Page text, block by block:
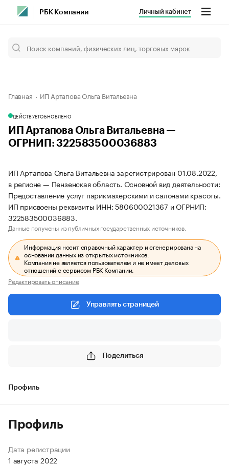
РБК Компании Личный кабинет
Главная ИП Артапова Ольга Витальевна
ДЕЙСТВУЕТОБНОВЛЕНО
ИП Артапова Ольга Витальевна —
ОГРНИП: 322583500036883
ИП Артапова Ольга Витальевна зарегистрирован 01.08.2022,
в регионе — Пензенская область. Основной вид деятельности:
Предоставление услуг парикмахерскими и салонами красоты.
ИП присвоены реквизиты ИНН: 580600021367 и ОГРНИП:
322583500036883.
Данные получены из публичных государственных источников.
Информация носит справочный характер и сгенерирована на
основании данных из открытых источников.
Компания не является пользователем и не имеет деловых
отношений с сервисом РБК Компании.
Редактировать описание
Управлять страницей
Поделиться
Профиль
Профиль
Дата регистрации
1 августа 2022